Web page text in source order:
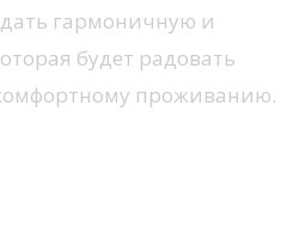
гармоничную и
будет радовать
проживанию.